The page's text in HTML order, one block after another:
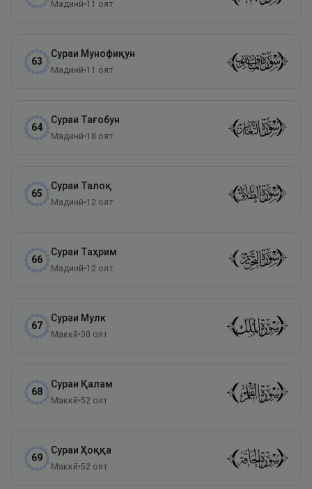
Мадинӣ•11 оят
63
Сураи Мунофиқун
Мадинӣ•11 оят
64
Сураи Тағобун
Мадинӣ•18 оят
65
Сураи Талоқ
Мадинӣ•12 оят
66
Сураи Таҳрим
Мадинӣ•12 оят
67
Сураи Мулк
Маккӣ•30 оят
68
Сураи Қалам
Маккӣ•52 оят
69
Сураи Ҳоққа
Маккӣ•52 оят